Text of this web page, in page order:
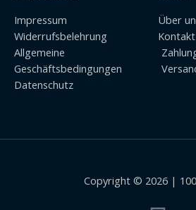
Impressum
Widerrufsbelehrung
Allgemeine
Geschäftsbedingungen
Datenschutz
Über
Copyright © 2026 |